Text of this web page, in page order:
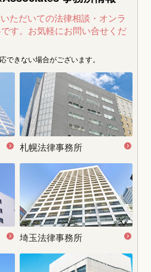
ただいての法律相談・オンラ
す。 お気軽にお問い合せくだ
できない場合がございます。
札幌法律事務所
埼玉法律事務所